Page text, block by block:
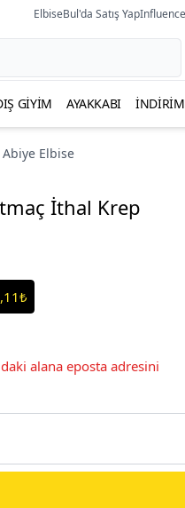
ElbiseBul'da Satış Yap
GIYIM AYAKKABI İNDIRIM
Elbise
İthal Krep
alana eposta adresini